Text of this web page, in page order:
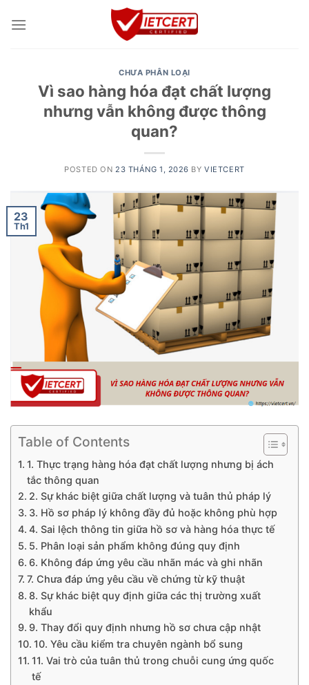
CHƯA PHÂN LOẠI
Vì sao hàng hóa đạt chất lượng
nhưng vẫn không được thông
quan?
POSTED ON 23 THÁNG 1, 2026 BYVIETCERT
23
Th1
Table of Contents
1. Thực trạng hàng hóa đạt chất lượng nhưng bị ách
tắc thông quan
2. Sự khác biệt giữa chất lượng và tuân thủ pháp lý
3. Hồ sơ pháp lý không đầy đủ hoặc không phù hợp
4. Sai lệch thông tin giữa hồ sơ và hàng hóa thực tế
5. Phân loại sản phẩm không đúng quy định
6. Không đáp ứng yêu cầu nhãn mác và ghi nhãn
7. Chưa đáp ứng yêu cầu về chứng từ kỹ thuật
8. Sự khác biệt quy định giữa các thị trường xuất
khẩu
9. Thay đổi quy định nhưng hồ sơ chưa cập nhật
10. Yêu cầu kiểm tra chuyên ngành bổ sung
11. Vai trò của tuân thủ trong chuỗi cung ứng quốc
tế